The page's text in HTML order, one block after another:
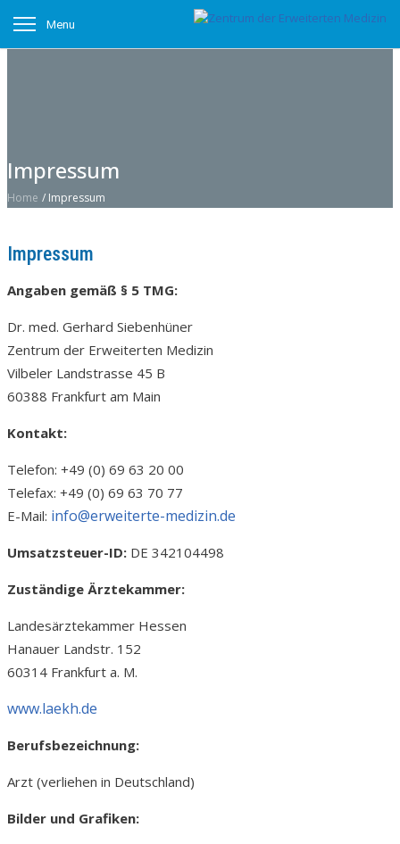
Impressum
Home / Impressum
Impressum
Angaben gemäß § 5 TMG:
Dr. med. Gerhard Siebenhüner
Zentrum der Erweiterten Medizin
Vilbeler Landstrasse 45 B
60388 Frankfurt am Main
Kontakt:
Telefon: +49 (0) 69 63 20 00
Telefax: +49 (0) 69 63 70 77
E-Mail: info@erweiterte-medizin.de
Umsatzsteuer-ID: DE 342104498
Zuständige Ärztekammer:
Landesärztekammer Hessen
Hanauer Landstr. 152
60314 Frankfurt a. M.
www.laekh.de
Berufsbezeichnung:
Arzt (verliehen in Deutschland)
Bilder und Grafiken:
Menu